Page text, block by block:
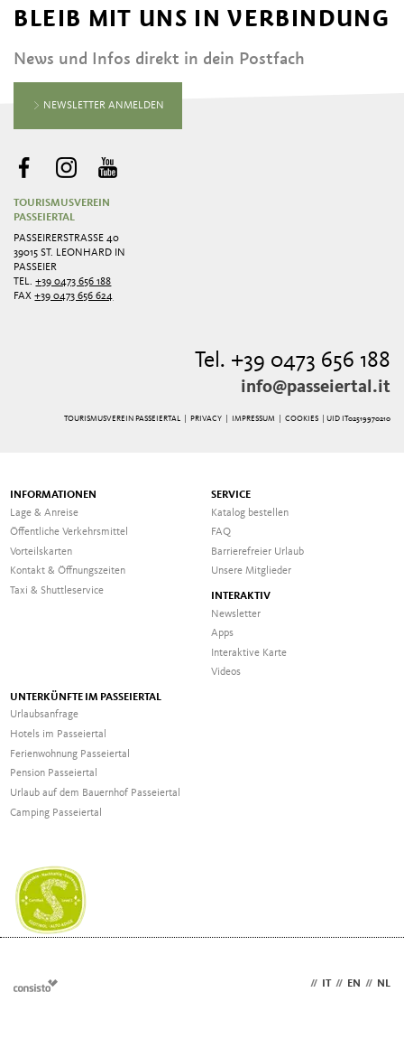
BLEIB MIT UNS IN VERBINDUNG
News und Infos direkt in dein Postfach
NEWSLETTER ANMELDEN
TOURISMUSVEREIN
PASSEIERTAL
PASSEIRERSTRASSE 40
39015 ST. LEONHARD IN
PASSEIER
TEL.+39 0473 656 188
FAX+39 0473 656 624
Tel. +39 0473 656 188
info@passeiertal.it
TOURISMUSVEREIN PASSEIERTAL | PRIVACY| IMPRESSUM| COOKIES | UID IT02519970210
INFORMATIONEN
Lage & Anreise
Öffentliche Verkehrsmittel
Vorteilskarten
Kontakt & Öffnungszeiten
Taxi & Shuttleservice
SERVICE
Katalog bestellen
FAQ
Barrierefreier Urlaub
Unsere Mitglieder
INTERAKTIV
Newsletter
Apps
Interaktive Karte
Videos
UNTERKÜNFTE IM PASSEIERTAL
Urlaubsanfrage
Hotels im Passeiertal
Ferienwohnung Passeiertal
Pension Passeiertal
Urlaub auf dem Bauernhof Passeiertal
Camping Passeiertal
// IT // EN // NL